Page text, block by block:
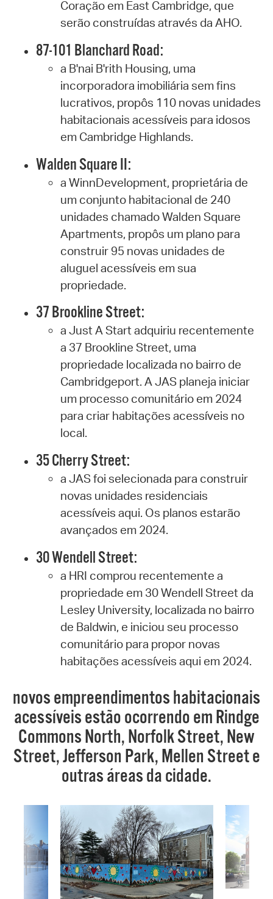
Coração em East Cambridge, que
serão construídas através da AHO.
87-101 Blanchard Road:
a B'nai B'rith Housing, uma
incorporadora imobiliária sem fins
lucrativos, propôs 110 novas unidades
habitacionais acessíveis para idosos
em Cambridge Highlands.
Walden Square II:
a WinnDevelopment, proprietária de
um conjunto habitacional de 240
unidades chamado Walden Square
Apartments, propôs um plano para
construir 95 novas unidades de
aluguel acessíveis em sua
propriedade.
37 Brookline Street:
a Just A Start adquiriu recentemente
a 37 Brookline Street, uma
propriedade localizada no bairro de
Cambridgeport. A JAS planeja iniciar
um processo comunitário em 2024
para criar habitações acessíveis no
local.
35 Cherry Street:
a JAS foi selecionada para construir
novas unidades residenciais
acessíveis aqui. Os planos estarão
avançados em 2024.
30 Wendell Street:
a HRI comprou recentemente a
propriedade em 30 Wendell Street da
Lesley University, localizada no bairro
de Baldwin, e iniciou seu processo
comunitário para propor novas
habitações acessíveis aqui em 2024.
novos empreendimentos habitacionais
acessíveis estão ocorrendo em Rindge
Commons North, Norfolk Street, New
Street, Jefferson Park, Mellen Street e
outras áreas da cidade.